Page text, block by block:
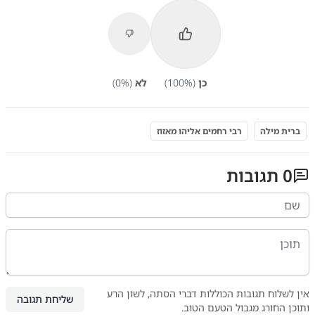
כן (
100%) לא (
0%)
ברית מילה רבי רחמים אליהו מאזוז
0 תגובות
אין לשלוח תגובות הכוללות דברי הסתה, לשון הרע
ותוכן החורג מגבול הטעם הטוב.
שליחת תגובה